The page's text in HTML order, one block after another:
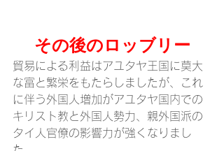
その後のロッブリー
貿易による利益はアユタヤ王国に莫大
な富と繁栄をもたらしましたが、これ
に伴う外国人増加がアユタヤ国内での
キリスト教と外国人勢力、親外国派の
タイ人官僚の影響力が強くなりまし